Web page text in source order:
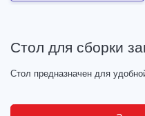
Стол для сборки
Стол предназначен для